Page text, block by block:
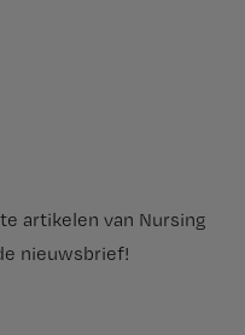
artikelen van Nursing
nieuwsbrief!